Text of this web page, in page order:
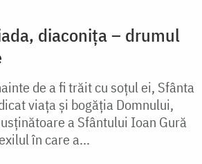
diaconița – drumul
de a fi trăit cu soțul ei, Sfânta
viața și bogăția Domnului,
a Sfântului Ioan Gură
în care a...